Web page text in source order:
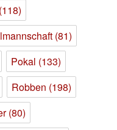
(118)
(81)
Pokal (133)
Robben (198)
(80)